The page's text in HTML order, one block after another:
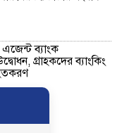
ব্যাংক
গ্রাহকদের ব্যাংকিং
ইয়াবা সেবনের
আদালত, ৩